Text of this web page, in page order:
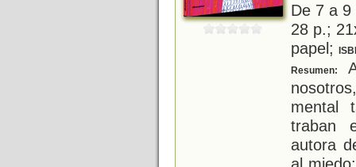
De 7 a
28 p.;
papel;
Resumen:
mental
traban
autora